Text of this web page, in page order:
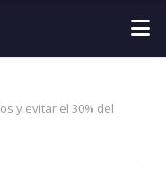
y evitar el 30% del